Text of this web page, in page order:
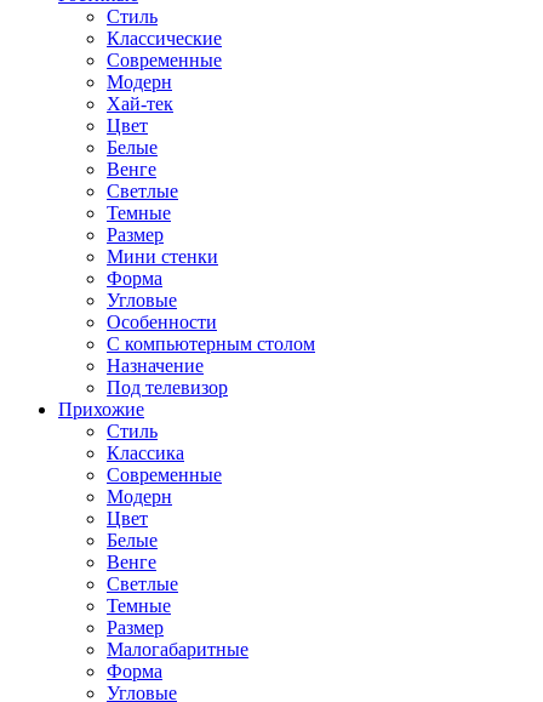
Стиль
Классические
Современные
Модерн
Хай-тек
Цвет
Белые
Венге
Светлые
Темные
Размер
Мини стенки
Форма
Угловые
Особенности
С компьютерным столом
Назначение
Под телевизор
Прихожие
Стиль
Классика
Современные
Модерн
Цвет
Белые
Венге
Светлые
Темные
Размер
Малогабаритные
Форма
Угловые